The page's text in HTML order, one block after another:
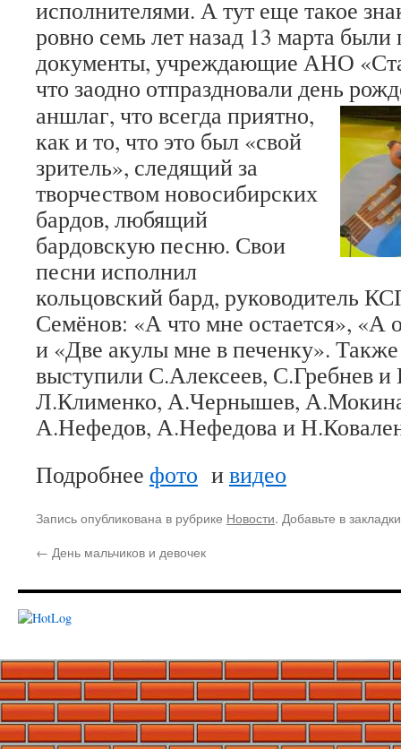
исполнителями. А тут еще такое
ровно семь лет назад 13 марта
документы, учреждающие АНО
что заодно отпраздновали день
аншлаг, что всегда приятно,
как и то, что это был «свой
зритель», следящий за
творчеством новосибирских
бардов, любящий
бардовскую песню. Свои
песни исполнил
кольцовский бард, руководитель
Семёнов: «А что мне остается», «А
и «Две акулы мне в печенку».
выступили С.Алексеев, С.Гребнев
Л.Клименко, А.Чернышев,
А.Нефедов, А.Нефедова и
Подробнее фото ивидео
Запись опубликована в рубрике Новости. Добавьте в
← День мальчиков и девочек